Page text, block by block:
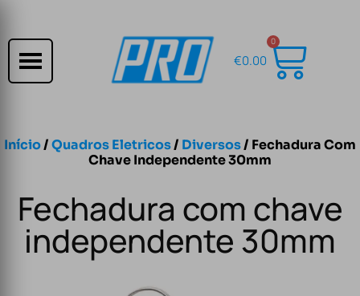
€0.00
0
Início/Quadros Eletricos/ Diversos/ Fechadura Com
Chave Independente 30mm
Fechadura com chave
independente 30mm